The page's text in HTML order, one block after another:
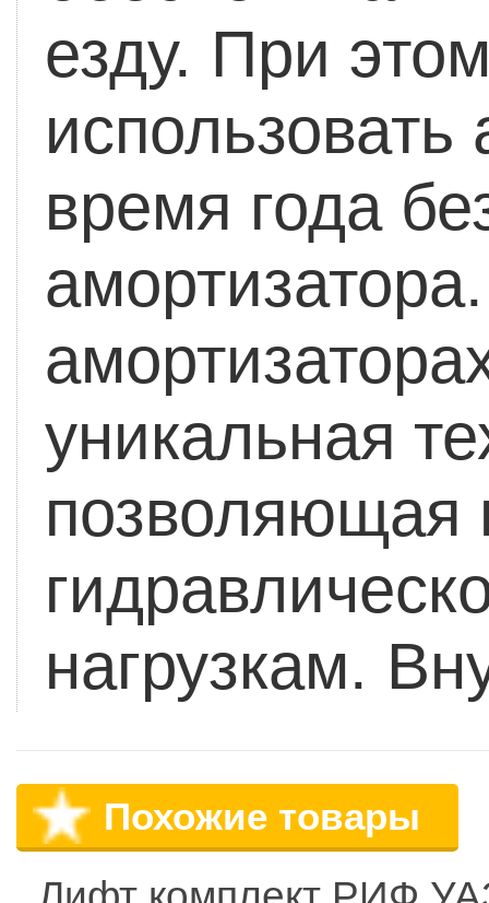
езду. При
время года
уникальная
позволяющая
нагрузкам.
Похожие товары